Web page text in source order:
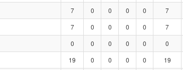
7 0 0 0 0 7
7 0 0 0 0 7
0 0 0 0 0 0
19 0 0 0 0 19